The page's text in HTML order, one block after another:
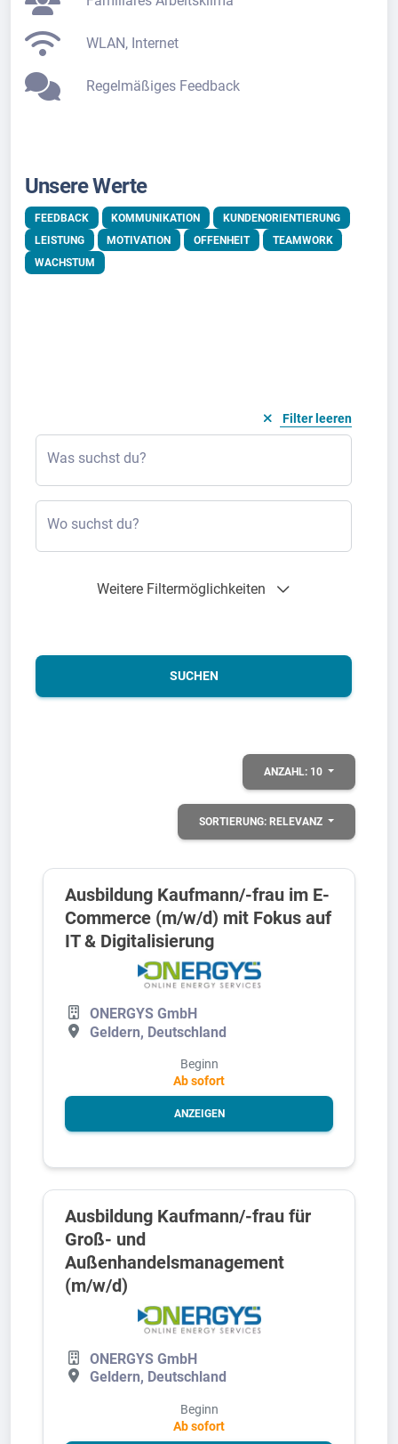
WLAN, Internet
Regelmäßiges Feedback
Unsere Werte
FEEDBACK KOMMUNIKATION
KUNDENORIENTIERUNG
LEISTUNG
MOTIVATION OFFENHEIT
TEAMWORK
WACHSTUM
Filter leeren
Was suchst du?
Wo suchst du?
Weitere Filtermöglichkeiten
SUCHEN
ANZAHL: 10
SORTIERUNG: RELEVANZ
Ausbildung Kaufmann/-frau im E-
Commerce (m/w/d) mit Fokus auf
IT & Digitalisierung
ONERGYS GmbH
Geldern, Deutschland
Beginn
Ab sofort
ANZEIGEN
Ausbildung Kaufmann/-frau für
Groß- und
Außenhandelsmanagement
(m/w/d)
ONERGYS GmbH
Geldern, Deutschland
Beginn
Ab sofort